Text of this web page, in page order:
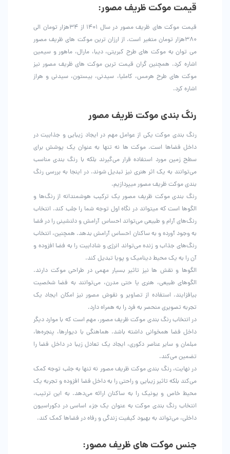
قیمت موکت ظریف مصور:
قیمت موکت های ظریف مصور در سال ۱۴۰۱ از ۳۴هزار تومان الی
۳۸۰هزار تومان متغیر است. از ارزان ترین موکت های ظریف مصور
می توان به موکت های طرح کبریتی، دیبا، مارال، ماهور و سیمین
اشاره کرد. همچنین گران قیمت ترین موکت های ظریف مصور نیز
موکت های طرح هرمس، کاملیا، سیدنی، بیستون، سیدنی و هراز
اشاره کرد.
رنگ بندی موکت ظریف مصور
رنگ بندی موکت یکی از عوامل مهم در ایجاد زیبایی و جذابیت در
داخل فضاها است. موکت ها نه تنها به عنوان یک پوشش برای
سطح زمین مورد استفاده قرار می‌گیرند بلکه با رنگ بندی مناسب
می‌توانند به یک اثر هنری نیز تبدیل شوند. در اینجا به بررسی رنگ
بندی موکت ظریف مصور میپردازیم.
رنگ بندی موکت ظریف مصور یک ترکیب هوشمندانه از رنگ‌ها و
الگوها است که میتواند در نگاه اول توجه شما را جلب کند. انتخاب
رنگ‌های آرام و طبیعی می‌تواند احساس آرامش و دلنشینی را در فضا
به وجود آورده و به ساکنان احساس آرامش بدهد. همچنین، انتخاب
رنگ‌های جذاب و زنده می‌تواند انرژی و شادابیت را به فضا افزوده و
آن را به یک محیط دینامیک و پویا تبدیل کند.
الگوها و نقش ها نیز تاثیر بسیار مهمی در طراحی موکت دارند.
الگوهای طبیعی، هنری یا حتی مدرن، می‌توانند به فضا شخصیت
بیافزایند. استفاده از تصاویر و نقوش مصور نیز امکان ایجاد یک
تجربه تصویری منحصر به فرد را به همراه دارد.
در انتخاب رنگ بندی موکت ظریف مصور، مهم است که با موارد دیگر
داخل فضا همخوانی داشته باشد. هماهنگی با دیوارها، پنجره‌ها،
مبلمان و سایر عناصر دکوری، ایجاد یک تعادل زیبا در داخل فضا را
تضمین می‌کند.
در نهایت، رنگ بندی موکت ظریف مصور نه تنها به جلب توجه کمک
می‌کند بلکه تاثیر زیبایی و راحتی را به داخل فضا افزوده و تجربه یک
محیط خاص و یونیک را به ساکنان ارائه می‌دهد. به این ترتیب،
انتخاب رنگ بندی موکت به عنوان یک جزء اساسی در دکوراسیون
داخلی، می‌تواند به بهبود کیفیت زندگی و رفاه در فضاها کمک کند.
جنس موکت های ظریف مصور: